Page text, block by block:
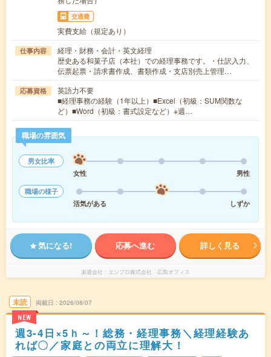
交通費
実費支給（規定あり）
仕事内容
経理・財務・会計・英文経理
歴史ある和菓子店（本社）での経理事務です。・仕訳入力、
伝票起票・請求書作成、書類作成・支店別売上管理…
応募資格
英語力不要
■経理事務の経験（1年以上）■Excel（初級：SUM関数な
ど）■Word（初級：書式設定など）※週…
職場の雰囲気
男女比率
女性
男性
職場の様子
活気がある
しずか
気になる! 応募へ進む 詳しく見る
派遣会社 エンプロ株式会社 広島オフィス
未読
NEW
掲載日 2026/08/07
週3-4日×5ｈ～！総務・経理事務＼経理経験あ
れば〇／家庭との両立に理解大！